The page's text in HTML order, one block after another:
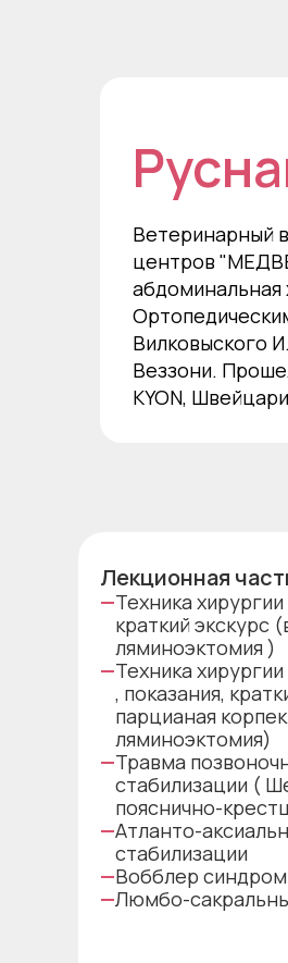
Ветеринарный
центров
абдоминальная
Вилковыского
Веззони.
KYON,
Лекционная
—Техника
краткий экскурс
ляминоэктомия )
—Техника
, показания,
парцианая
ляминоэктомия)
—Травма
стабилизации (
пояснично-
—Атланто-
стабилизации
—Вобблер
—Люмбо-